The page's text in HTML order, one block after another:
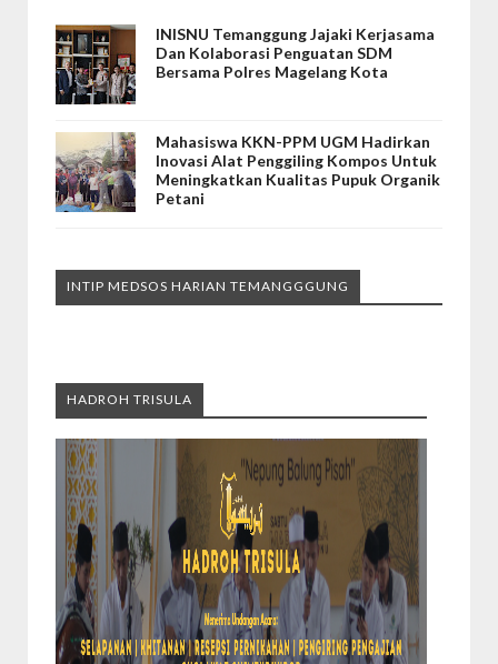
INISNU Temanggung Jajaki Kerjasama
Dan Kolaborasi Penguatan SDM
Bersama Polres Magelang Kota
Mahasiswa KKN-PPM UGM Hadirkan
Inovasi Alat Penggiling Kompos Untuk
Meningkatkan Kualitas Pupuk Organik
Petani
INTIP MEDSOS HARIAN TEMANGGGUNG
HADROH TRISULA